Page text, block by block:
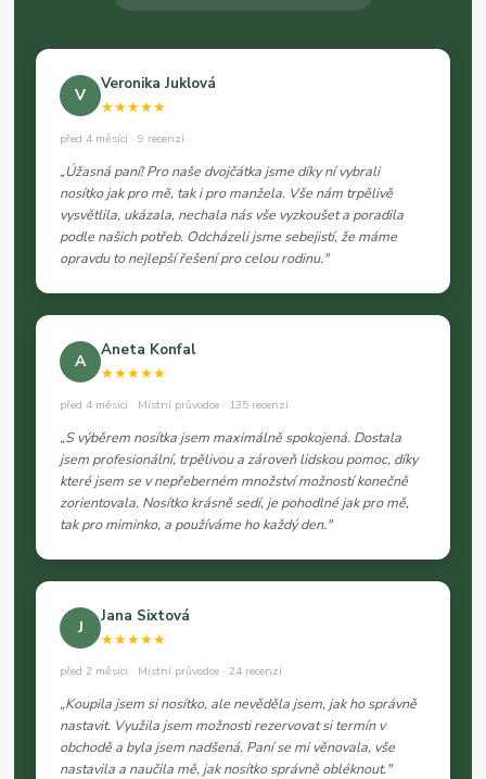
V
Veronika Juklová
★★★★★
před 4 měsíci · 9 recenzí
„Úžasná paní! Pro naše dvojčátka jsme díky ní vybrali
nosítko jak pro mě, tak i pro manžela. Vše nám trpělivě
vysvětlila, ukázala, nechala nás vše vyzkoušet a poradila
podle našich potřeb. Odcházeli jsme sebejistí, že máme
opravdu to nejlepší řešení pro celou rodinu."
A
Aneta Konfal
★★★★★
před 4 měsíci · Místní průvodce · 135 recenzí
„S výběrem nosítka jsem maximálně spokojená. Dostala
jsem profesionální, trpělivou a zároveň lidskou pomoc, díky
které jsem se v nepřeberném množství možností konečně
zorientovala. Nosítko krásně sedí, je pohodlné jak pro mě,
tak pro miminko, a používáme ho každý den."
J
Jana Sixtová
★★★★★
před 2 měsíci · Místní průvodce · 24 recenzí
„Koupila jsem si nosítko, ale nevěděla jsem, jak ho správně
nastavit. Využila jsem možnosti rezervovat si termín v
obchodě a byla jsem nadšená. Paní se mi věnovala, vše
nastavila a naučila mě, jak nosítko správně obléknout."